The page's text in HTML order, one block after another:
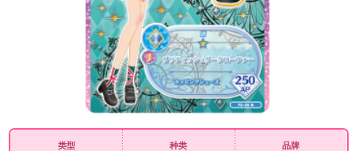
类型 种类 品牌